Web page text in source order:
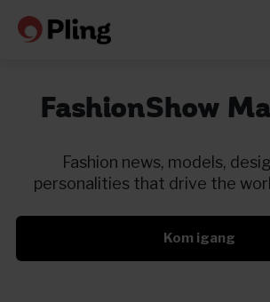
FashionShow
Fashion news, models,
personalities that drive the
Kom igang